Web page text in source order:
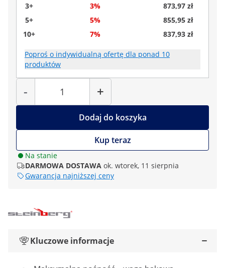
3+
3%
873,97 zł
5+
5%
855,95 zł
10+
7% 837,93 zł
Poproś o indywidualną ofertę dla ponad 10
produktów
-
Liczba
+
Dodaj do koszyka
Kup teraz
Na stanie
DARMOWA DOSTAWA ok. wtorek, 11 sierpnia
Gwarancja najniższej ceny
Kluczowe informacje